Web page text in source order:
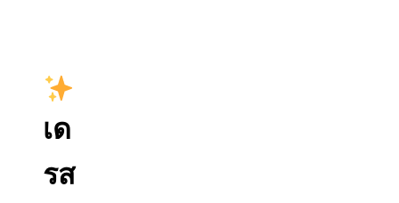
เด
รส